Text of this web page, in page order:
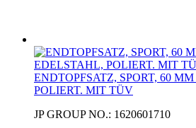
ENDTOPFSATZ, SPORT, 60
POLIERT. MIT TÜV
JP GROUP NO.: 1620601710